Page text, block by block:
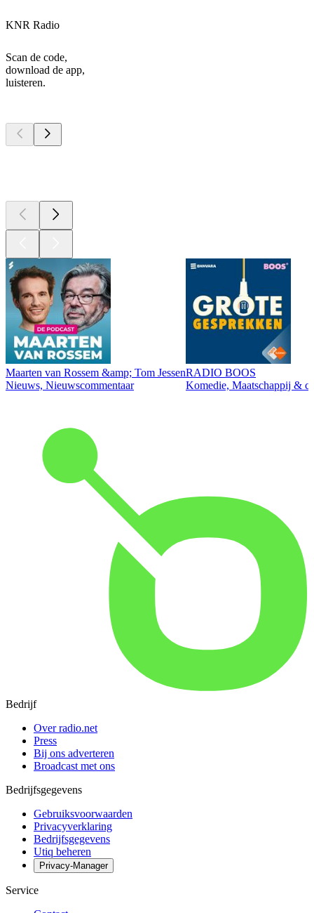
KNR Radio
Scan de code,
download de app,
luisteren.
Maarten van Rossem &amp; Tom Jessen
Nieuws, Nieuwscommentaar
RADIO BOOS
Komedie, Maatschappij &
Bedrijf
Over radio.net
Press
Bij ons adverteren
Broadcast met ons
Bedrijfsgegevens
Gebruiksvoorwaarden
Privacyverklaring
Bedrijfsgegevens
Utiq beheren
Privacy-Manager
Service